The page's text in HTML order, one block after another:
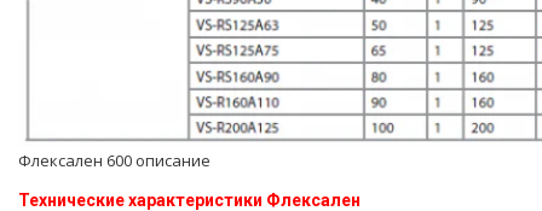
Флексален 600 описание
Технические характеристики Флексален